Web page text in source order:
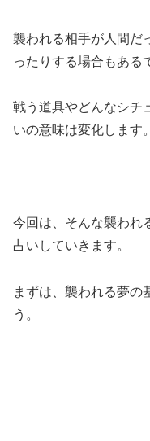
襲われる相手が人間だ
ったりする場合もある
戦う道具やどんなシチ
いの意味は変化します。
今回は、そんな襲われ
占いしていきます。
まずは、襲われる夢の
う。